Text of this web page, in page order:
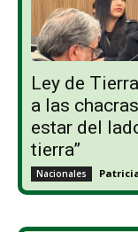
Ley de
a las
estar del
tierra”
Nacionales